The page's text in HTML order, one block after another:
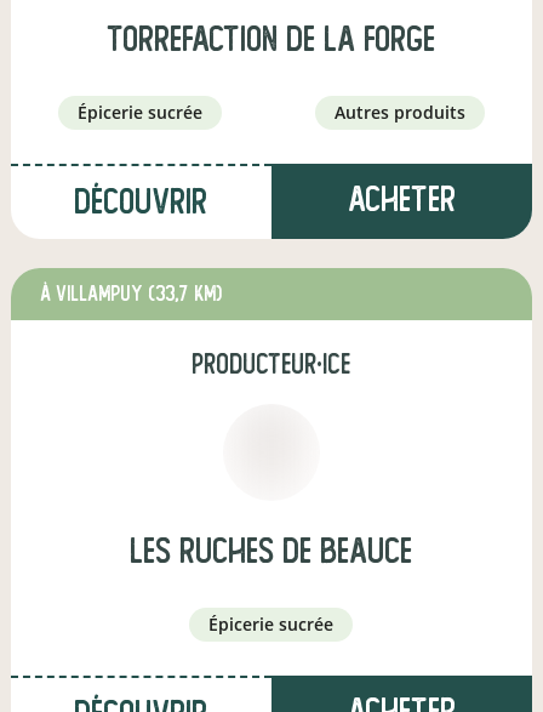
torrefaction de la forge
épicerie sucrée autres produits
Découvrir Acheter
à Villampuy (33,7 km)
producteur·ice
Les Ruches de Beauce
épicerie sucrée